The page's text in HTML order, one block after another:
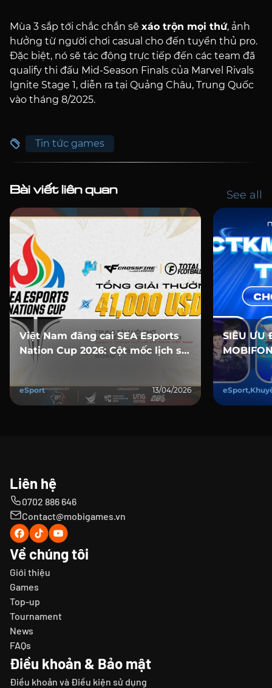
Mùa 3 sắp tới chắc chắn sẽ xáo trộn mọi thứ, ảnh
hưởng từ người chơi casual cho đến tuyển thủ pro.
Đặc biệt, nó sẽ tác động trực tiếp đến các team đã
qualify thi đấu Mid-Season Finals của Marvel Rivals
Ignite Stage 1, diễn ra tại Quảng Châu, Trung Quốc
vào tháng 8/2025.
Tin tức games
Bài viết liên quan See all
Việt Nam đăng cai SEA Esports
Nation Cup 2026: Cột mốc lịch sử
tại SECC
eSport 13/04/2026
SIÊU ƯU
ESPORTS
Liên hệ
0702 886 646
Contact@mobigames.vn
Về chúng tôi
Giới thiệu
Games
Top-up
Tournament
News
FAQs
Điều khoản & Bảo mật
Điều khoản và Điều kiện sử dụng